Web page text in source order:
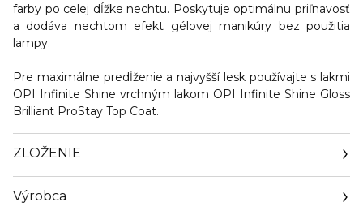
farby po celej dĺžke nechtu. Poskytuje optimálnu priľnavosť
a dodáva nechtom efekt gélovej manikúry bez použitia
lampy.
Pre maximálne predĺženie a najvyšší lesk používajte s lakmi
OPI Infinite Shine vrchným lakom OPI Infinite Shine Gloss
Brilliant ProStay Top Coat.
ZLOŽENIE
Výrobca